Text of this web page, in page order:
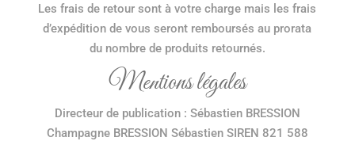
Les frais de retour sont à votre charge mais les frais
d’expédition de vous seront remboursés au prorata
du nombre de produits retournés.
Mentions légales
Directeur de publication : Sébastien BRESSION
Champagne BRESSION Sébastien SIREN 821 588